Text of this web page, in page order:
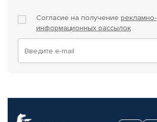
Согласие на получение рекламно-
информационных рассылок